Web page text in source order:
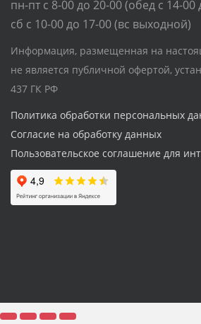
пн-пт с 8-00 до 20-00 (обед с 14-00
сб с 10-00 до 17-00 (вс выходной)
Информация, размещенная на
не является публичной офертой,
437 ГК РФ
Политика обработки персональных
Согласие на обработку данных
Пользовательское соглашение для